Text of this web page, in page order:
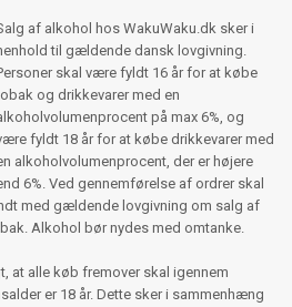
af alkohol hos WakuWaku.dk sker i
til gældende dansk lovgivning.
skal være fyldt 16 år for at købe
og drikkevarer med en
på max 6%, og
fyldt 18 år for at købe drikkevarer med
alkoholvolumenprocent, der er højere
6%. Ved gennemførelse af ordrer skal
med gældende lovgivning om salg af
Alkohol bør nydes med omtanke.
at alle køb fremover skal igennem
er 18 år. Dette sker i sammenhæng